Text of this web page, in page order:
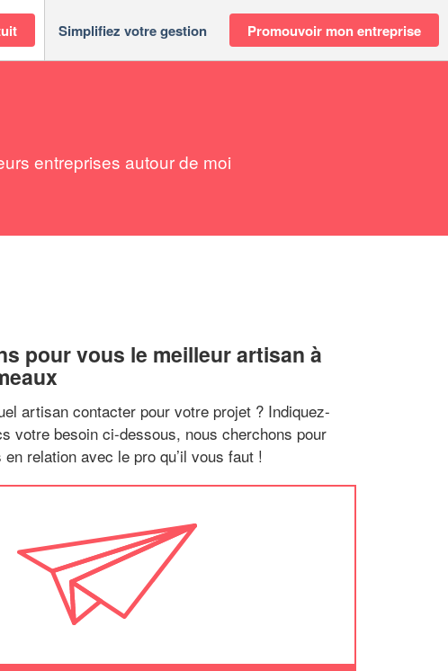
Simplifiez votre gestion Promouvoir mon entreprise
entreprises autour de moi
pour vous le meilleur artisan à
artisan contacter pour votre projet ? Indiquez-
votre besoin ci-dessous, nous cherchons pour
relation avec le pro qu’il vous faut !